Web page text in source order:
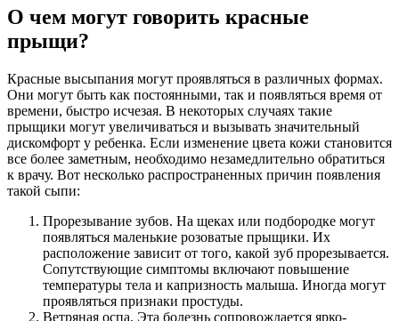
О чем могут говорить красные
прыщи?
Красные высыпания могут проявляться в различных формах.
Они могут быть как постоянными, так и появляться время от
времени, быстро исчезая. В некоторых случаях такие
прыщики могут увеличиваться и вызывать значительный
дискомфорт у ребенка. Если изменение цвета кожи становится
все более заметным, необходимо незамедлительно обратиться
к врачу. Вот несколько распространенных причин появления
такой сыпи:
Прорезывание зубов. На щеках или подбородке могут
появляться маленькие розоватые прыщики. Их
расположение зависит от того, какой зуб прорезывается.
Сопутствующие симптомы включают повышение
температуры тела и капризность малыша. Иногда могут
проявляться признаки простуды.
Ветряная оспа. Эта болезнь сопровождается ярко-